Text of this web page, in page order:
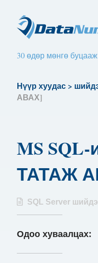
30 өдөр мөнгө
Нүүр хуудас>
АВАХ]
MS SQL-
ТАТАЖ
SQL Server
Одоо хуваалцах: